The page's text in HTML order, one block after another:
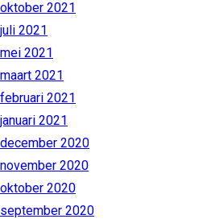
oktober 2021
juli 2021
mei 2021
maart 2021
februari 2021
januari 2021
december 2020
november 2020
oktober 2020
september 2020